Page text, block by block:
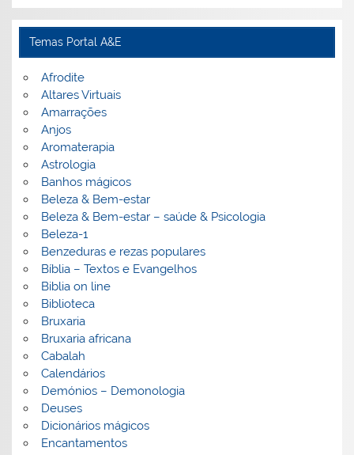
Temas Portal A&E
Afrodite
Altares Virtuais
Amarrações
Anjos
Aromaterapia
Astrologia
Banhos mágicos
Beleza & Bem-estar
Beleza & Bem-estar – saúde & Psicologia
Beleza-1
Benzeduras e rezas populares
Bíblia – Textos e Evangelhos
Biblia on line
Biblioteca
Bruxaria
Bruxaria africana
Cabalah
Calendários
Demónios – Demonologia
Deuses
Dicionários mágicos
Encantamentos